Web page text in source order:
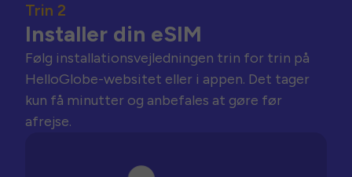
Trin 2
Installer din eSIM
Følg installationsvejledningen trin for trin på
HelloGlobe-websitet eller i appen. Det tager
kun få minutter og anbefales at gøre før
afrejse.